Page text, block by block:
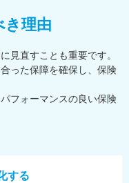
き理由
見直すことも重要です。
った保障を確保し、保険
フォーマンスの良い保険
する